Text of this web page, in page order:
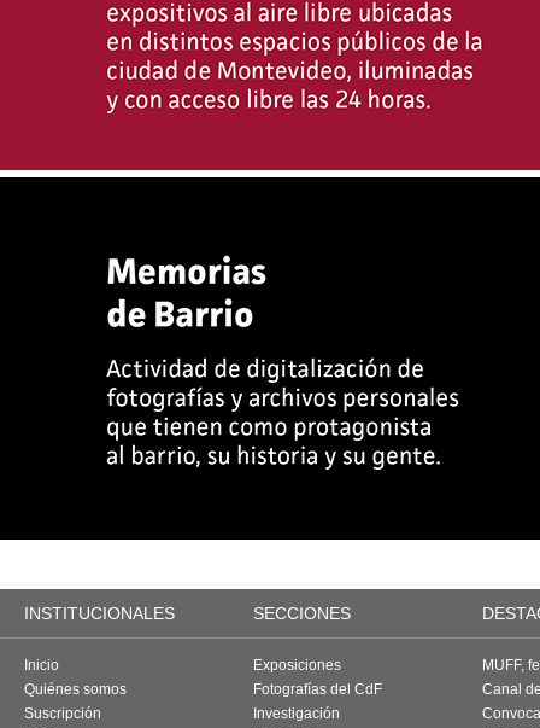
INSTITUCIONALES SECCIONES
Inicio
Quiénes somos
Suscripción
Exposiciones
Fotografías del CdF
Investigación
MUFF,
Canal